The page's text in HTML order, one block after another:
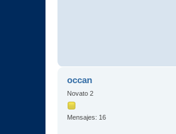
occan
Novato 2
Mensajes: 16